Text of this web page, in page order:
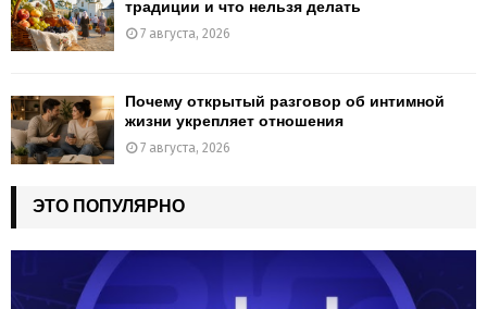
традиции и что нельзя делать
7 августа, 2026
Почему открытый разговор об интимной
жизни укрепляет отношения
7 августа, 2026
ЭТО ПОПУЛЯРНО